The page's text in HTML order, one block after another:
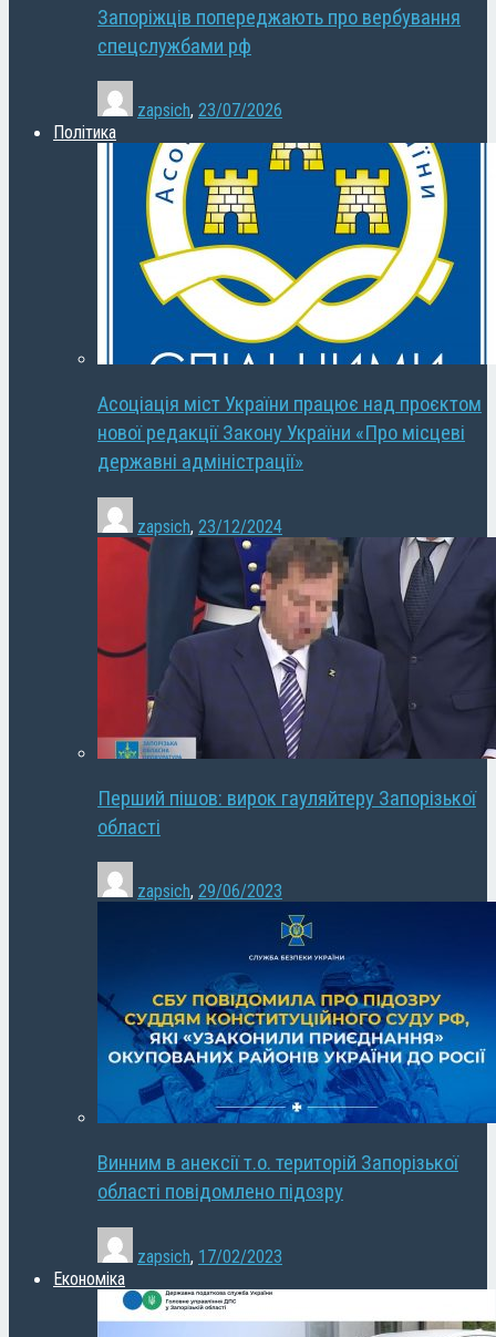
Запоріжців попереджають про вербування
спецслужбами рф
zapsich, 23/07/2026
Політика
Асоціація міст України працює над проєктом
нової редакції Закону України «Про місцеві
державні адміністрації»
zapsich, 23/12/2024
Перший пішов: вирок гауляйтеру Запорізької
області
zapsich, 29/06/2023
Винним в анексії т.о. територій Запорізької
області повідомлено підозру
zapsich, 17/02/2023
Економіка